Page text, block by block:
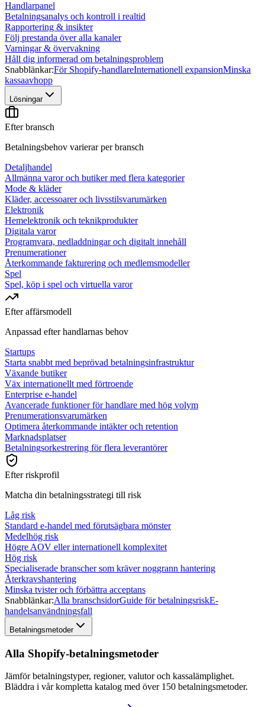
Handlarpanel
Betalningsanalys och kontroll i realtid
Rapportering & insikter
Följ prestanda över alla kanaler
Varningar & övervakning
Håll dig informerad om betalningsproblem
Snabblänkar:För Shopify-handlareInternationell expansionMinska
kassaavhopp
Lösningar
Efter bransch
Betalningsbehov varierar per bransch
Detaljhandel
Allmänna varor och butiker med flera kategorier
Mode & kläder
Kläder, accessoarer och livsstilsvarumärken
Elektronik
Hemelektronik och teknikprodukter
Digitala varor
Programvara, nedladdningar och digitalt innehåll
Prenumerationer
Återkommande fakturering och medlemsmodeller
Spel
Spel, köp i spel och virtuella varor
Efter affärsmodell
Anpassad efter handlarnas behov
Startups
Starta snabbt med beprövad betalningsinfrastruktur
Växande butiker
Väx internationellt med förtroende
Enterprise e-handel
Avancerade funktioner för handlare med hög volym
Prenumerationsvarumärken
Optimera återkommande intäkter och retention
Marknadsplatser
Betalningsorkestrering för flera leverantörer
Efter riskprofil
Matcha din betalningsstrategi till risk
Låg risk
Standard e-handel med förutsägbara mönster
Medelhög risk
Högre AOV eller internationell komplexitet
Hög risk
Specialiserade branscher som kräver noggrann hantering
Återkravshantering
Minska tvister och förbättra acceptans
Snabblänkar:Alla branschsidorGuide för betalningsriskE-
handelsanvändningsfall
Betalningsmetoder
Alla Shopify-betalningsmetoder
Jämför betalningstyper, regioner, valutor och kassalämplighet.
Bläddra i vår kompletta katalog med över 150 betalningsmetoder.